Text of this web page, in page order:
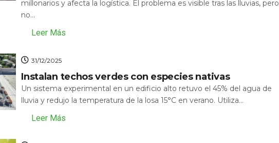
millonarios y afecta la logística. El problema es visible tras las lluvias, pero
no...
Leer Más
31/12/2025
Instalan techos verdes con especies nativas
Un sistema experimental en un edificio alto retuvo el 45% del agua de
lluvia y redujo la temperatura de la losa 15°C en verano. Utiliza...
Leer Más